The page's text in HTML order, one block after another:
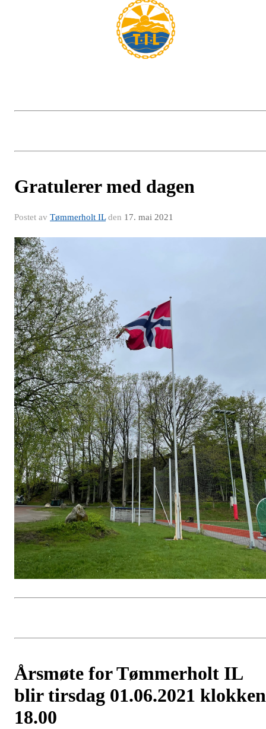
Gratulerer med dagen
Postet av Tømmerholt ILden 17. mai 2021
Årsmøte for Tømmerholt IL
blir tirsdag 01.06.2021 klokken
18.00